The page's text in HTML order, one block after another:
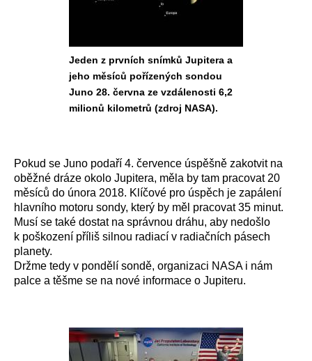
Jeden z prvních snímků Jupitera a
jeho měsíců pořízených sondou
Juno 28. června ze vzdálenosti 6,2
milionů kilometrů (zdroj NASA).
Pokud se Juno podaří 4. července úspěšně zakotvit na
oběžné dráze okolo Jupitera, měla by tam pracovat 20
měsíců do února 2018. Klíčové pro úspěch je zapálení
hlavního motoru sondy, který by měl pracovat 35 minut.
Musí se také dostat na správnou dráhu, aby nedošlo
k poškození příliš silnou radiací v radiačních pásech
planety.
Držme tedy v pondělí sondě, organizaci NASA i nám
palce a těšme se na nové informace o Jupiteru.